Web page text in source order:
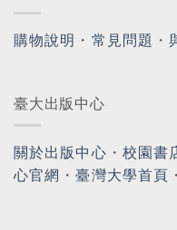
購物說明 ・ 常見問題 ・
臺大出版中心
關於出版中心 ・ 校園書
心官網 ・臺灣大學首頁 ・